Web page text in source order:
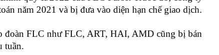
năm 2021 và bị đưa vào diện hạn chế giao dịch.
đoàn FLC như FLC, ART, HAI, AMD cũng bị bán
tuần.